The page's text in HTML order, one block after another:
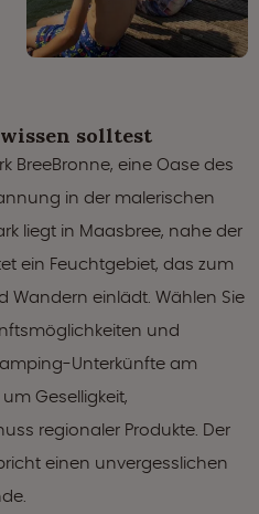
solltest
BreeBronne, eine Oase des
in der malerischen
liegt in Maasbree, nahe der
ein Feuchtgebiet, das zum
Wandern einlädt. Wählen Sie
und
Unterkünfte am
Geselligkeit,
regionaler Produkte. Der
einen unvergesslichen